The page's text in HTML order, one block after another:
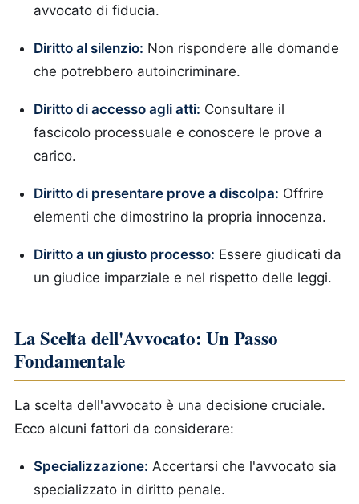
avvocato di fiducia.
Diritto al silenzio: Non rispondere alle domande
che potrebbero autoincriminare.
Diritto di accesso agli atti: Consultare il
fascicolo processuale e conoscere le prove a
carico.
Diritto di presentare prove a discolpa: Offrire
elementi che dimostrino la propria innocenza.
Diritto a un giusto processo: Essere giudicati da
un giudice imparziale e nel rispetto delle leggi.
La Scelta dell'Avvocato: Un Passo
Fondamentale
La scelta dell'avvocato è una decisione cruciale.
Ecco alcuni fattori da considerare:
Specializzazione: Accertarsi che l'avvocato sia
specializzato in diritto penale.